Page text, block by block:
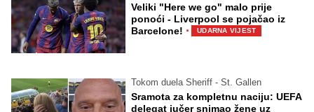
Veliki "Here we go" malo prije
ponoći - Liverpool se pojačao iz
Barcelone! · UDARNA VIJEST
Tokom duela Sheriff - St. Gallen
Sramota za kompletnu naciju: UEFA
delegat jučer snimao žene uz